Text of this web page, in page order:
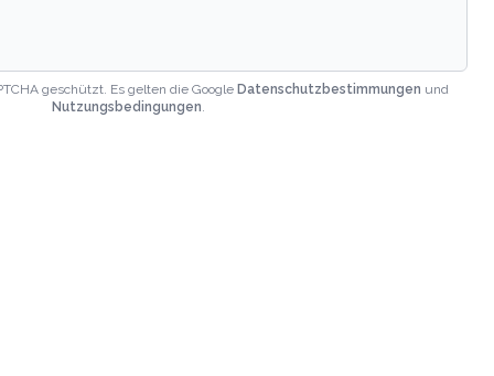
geschützt. Es gelten die Google Datenschutzbestimmungen und
Nutzungsbedingungen.